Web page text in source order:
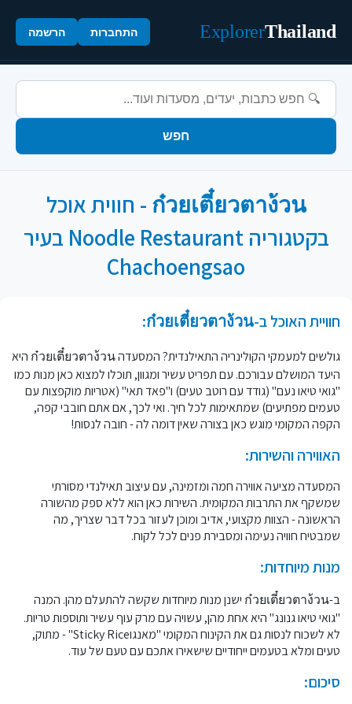
Thailand
Explorer התחברות הרשמה
חפש
ก๋วยเตี๋ยวตาง้วน - חווית אוכל
בקטגוריה Noodle Restaurant בעיר
Chachoengsao
חוויית האוכל ב-ก๋วยเตี๋ยวตาง้วน:
גולשים למעמקי הקולינריה התאילנדית? המסעדה ก๋วยเตี๋ยวตาง้วน היא
היעד המושלם עבורכם. עם תפריט עשיר ומגוון, תוכלו למצוא כאן מנות כמו
"גואי טיאו נעם" (גודד עם רוטב טעים) ו"פאד תאי" (אטריות מוקפצות עם
טעמים מפתיעים) שמתאימות לכל חיך. ואי לכך, אם אתם חובבי קפה,
הקפה המקומי מוגש כאן בצורה שאין דומה לה - חובה לנסות!
האווירה והשירות:
המסעדה מציעה אווירה חמה ומזמינה, עם עיצוב תאילנדי מסורתי
שמשקף את התרבות המקומית. השירות כאן הוא ללא ספק מהשורה
הראשונה - הצוות מקצועי, אדיב ומוכן לעזור בכל דבר שצריך, מה
שמבטיח חוויה נעימה ומסבירת פנים לכל לקוח.
מנות מיוחדות:
ב-ก๋วยเตี๋ยวตาง้วน ישנן מנות מיוחדות שקשה להתעלם מהן. המנה
"גואי טיאו גנונג" היא אחת מהן, עשויה עם מרק עוף עשיר ותוספות טריות.
לא לשכוח לנסות גם את הקינוח המקומי "מאנגוSticky Rice" - מתוק,
טעים ומלא בטעמים ייחודיים שישאירו אתכם עם טעם של עוד.
סיכום: